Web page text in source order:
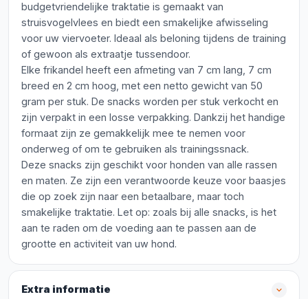
budgetvriendelijke traktatie is gemaakt van
struisvogelvlees en biedt een smakelijke afwisseling
voor uw viervoeter. Ideaal als beloning tijdens de training
of gewoon als extraatje tussendoor.
Elke frikandel heeft een afmeting van 7 cm lang, 7 cm
breed en 2 cm hoog, met een netto gewicht van 50
gram per stuk. De snacks worden per stuk verkocht en
zijn verpakt in een losse verpakking. Dankzij het handige
formaat zijn ze gemakkelijk mee te nemen voor
onderweg of om te gebruiken als trainingssnack.
Deze snacks zijn geschikt voor honden van alle rassen
en maten. Ze zijn een verantwoorde keuze voor baasjes
die op zoek zijn naar een betaalbare, maar toch
smakelijke traktatie. Let op: zoals bij alle snacks, is het
aan te raden om de voeding aan te passen aan de
grootte en activiteit van uw hond.
Extra informatie